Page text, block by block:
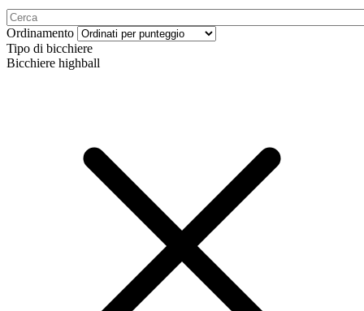
Ordinamento
Tipo di bicchiere
Bicchiere highball